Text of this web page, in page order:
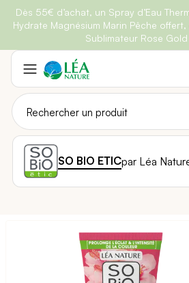
Belle semaine : Profitez de-25% +
d'achat avec le code
BRADERIE :-40% sur une
Dès 55€ d’achat, un Spray d’Eau
Hydrate Magnésium Marin Pêche
Sublimateur Rose
Aller
contenu
SO BIO ETICpar Léa